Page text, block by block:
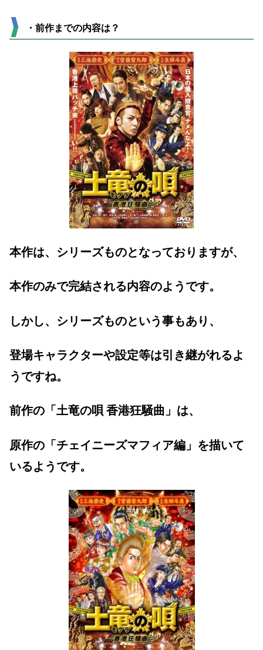
・前作までの内容は？
本作は、シリーズものとなっておりますが、
本作のみで完結される内容のようです。
しかし、シリーズものという事もあり、
登場キャラクターや設定等は引き継がれるよ
うですね。
前作の「土竜の唄 香港狂騒曲」は、
原作の「チェイニーズマフィア編」を描いて
いるようです。